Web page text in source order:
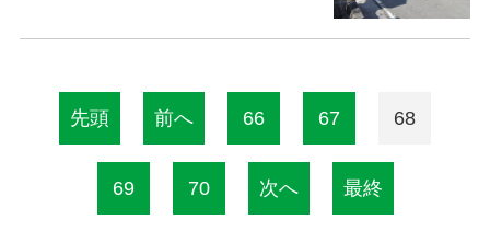
先頭 前へ 66 67 68
69 70 次へ 最終